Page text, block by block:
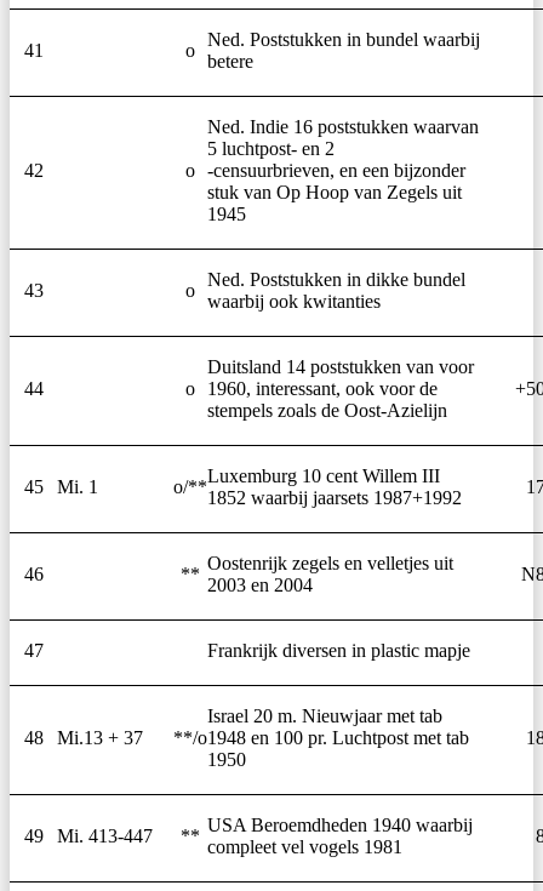
41 o
Ned. Poststukken in bundel waarbij
betere
42 o
Ned. Indie 16 poststukken waarvan
5 luchtpost- en 2
-censuurbrieven, en een bijzonder
stuk van Op Hoop van Zegels uit
1945
43 o
Ned. Poststukken in dikke bundel
waarbij ook kwitanties
44 o
Duitsland 14 poststukken van voor
1960, interessant, ook voor de
stempels zoals de Oost-Azielijn
45 Mi. 1 o/**
Luxemburg 10 cent Willem III
1852 waarbij jaarsets 1987+1992
46 **
Oostenrijk zegels en velletjes uit
2003 en 2004
47 Frankrijk diversen in plastic mapje
48 Mi.13 + 37 **/o
Israel 20 m. Nieuwjaar met tab
1948 en 100 pr. Luchtpost met tab
1950
49 Mi. 413-447 **
USA Beroemdheden 1940 waarbij
compleet vel vogels 1981